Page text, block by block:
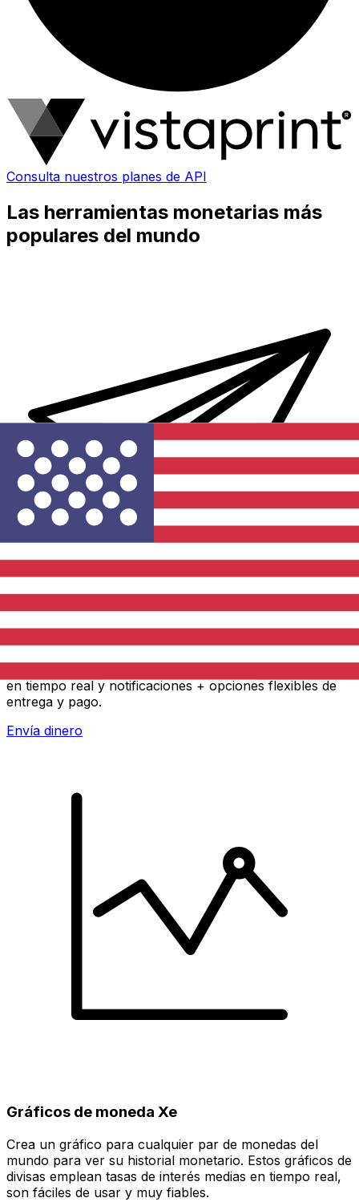
Consulta nuestros planes de API
Las herramientas monetarias más
populares del mundo
en tiempo real y notificaciones + opciones flexibles de
entrega y pago.
Envía dinero
Gráficos de moneda Xe
Crea un gráfico para cualquier par de monedas del
mundo para ver su historial monetario. Estos gráficos de
divisas emplean tasas de interés medias en tiempo real,
son fáciles de usar y muy fiables.